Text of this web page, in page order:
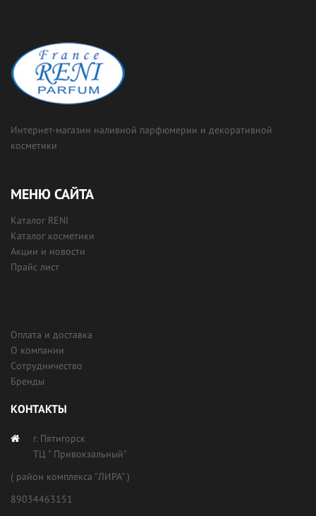
Интернет-магазин наливной парфюмерии и декоративной
косметики
МЕНЮ САЙТА
Каталог RENI
Каталог косметики
Акции и новости
Прайс лист
Оплата и доставка
О компании
Сотрудничество
Бренды
КОНТАКТЫ
г. Пятигорск
ТЦ " Привокзальный"
( район комплекса "ЛИРА" )
89034463151